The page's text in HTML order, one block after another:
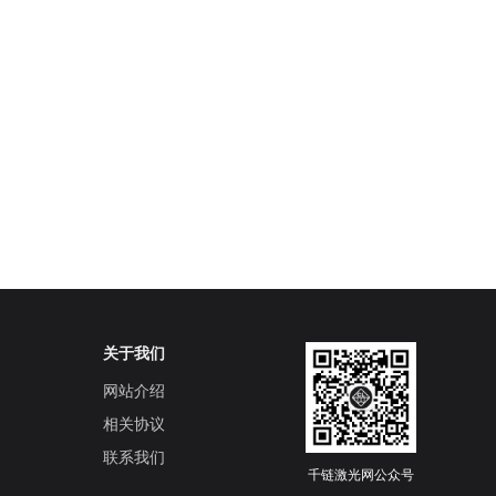
关于我们
网站介绍
相关协议
联系我们
千链激光网公众号